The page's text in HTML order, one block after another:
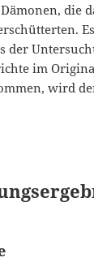
die
der
im
wird